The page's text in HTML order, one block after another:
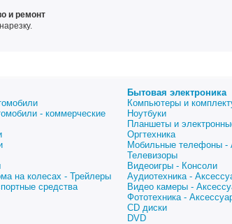
и ремонт
- коммерческие
на колесах - Трейлеры
средства
Бытовая электроника
Компьютеры и
Ноутбуки
Планшеты и
Оргтехника
Мобильные телефоны -
Телевизоры
Видеоигры - Консоли
Аудиотехника -
Видео камеры -
Фототехника -
CD диски
DVD